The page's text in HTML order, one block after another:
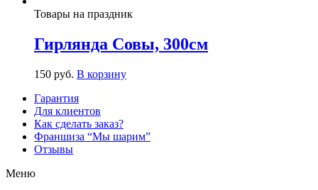
Товары на праздник
Гирлянда Совы, 300см
150 руб. В корзину
Гарантия
Для клиентов
Как сделать заказ?
Франшиза “Мы шарим”
Отзывы
Меню